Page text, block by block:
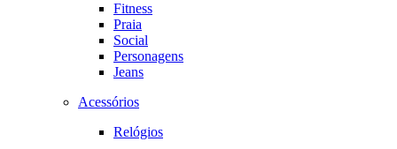
Fitness
Praia
Social
Personagens
Jeans
Acessórios
Relógios